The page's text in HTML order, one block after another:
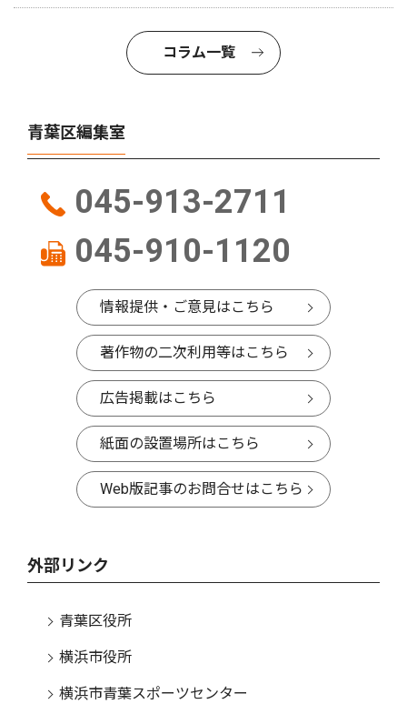
コラム一覧
青葉区編集室
045-913-2711
045-910-1120
情報提供・ご意見はこちら
著作物の二次利用等はこちら
広告掲載はこちら
紙面の設置場所はこちら
Web版記事のお問合せはこちら
外部リンク
青葉区役所
横浜市役所
横浜市青葉スポーツセンター